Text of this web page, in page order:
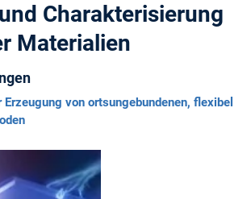
Charakterisierung
Materialien
von ortsungebundenen, flexibel